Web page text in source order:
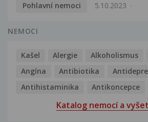
Pohlavní nemoci
5.10.2023
NEMOCI
Kašel Alergie Alkoholismus
Angína
Antibiotika
Antihistaminika
Antikoncepce
Katalog nemocí a